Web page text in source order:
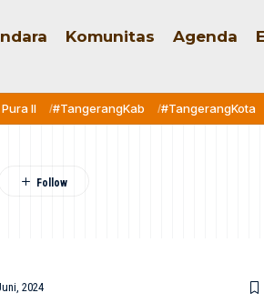
Komunitas Agenda
II #TangerangKab #TangerangKota
2024